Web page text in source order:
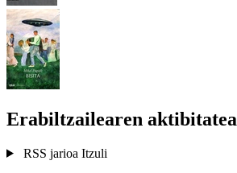
Erabiltzailearen aktibitatea
RSS jarioa Itzuli